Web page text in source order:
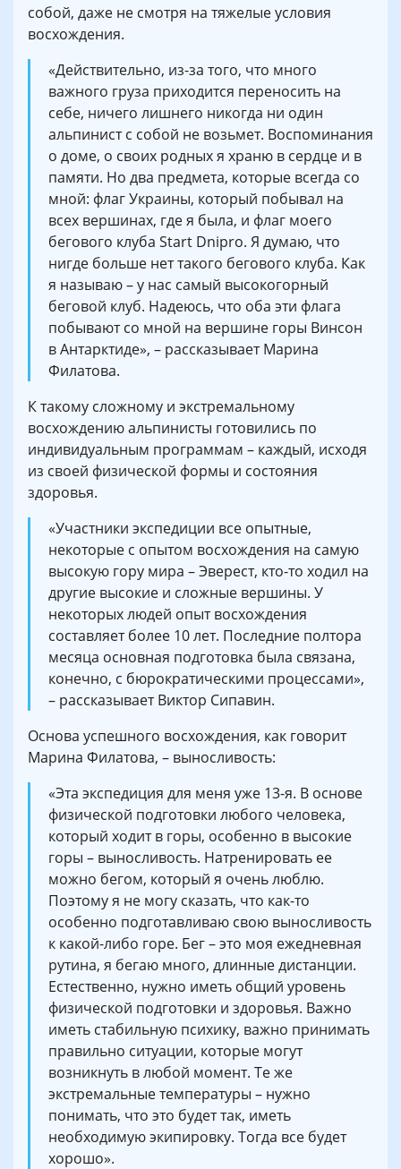
собой, даже не смотря на тяжелые условия
восхождения.
«Действительно, из-за того, что много
важного груза приходится переносить на
себе, ничего лишнего никогда ни один
альпинист с собой не возьмет. Воспоминания
о доме, о своих родных я храню в сердце и в
памяти. Но два предмета, которые всегда со
мной: флаг Украины, который побывал на
всех вершинах, где я была, и флаг моего
бегового клуба Start Dnipro. Я думаю, что
нигде больше нет такого бегового клуба. Как
я называю – у нас самый высокогорный
беговой клуб. Надеюсь, что оба эти флага
побывают со мной на вершине горы Винсон
в Антарктиде», – рассказывает Марина
Филатова.
К такому сложному и экстремальному
восхождению альпинисты готовились по
индивидуальным программам – каждый, исходя
из своей физической формы и состояния
здоровья.
«Участники экспедиции все опытные,
некоторые с опытом восхождения на самую
высокую гору мира – Эверест, кто-то ходил на
другие высокие и сложные вершины. У
некоторых людей опыт восхождения
составляет более 10 лет. Последние полтора
месяца основная подготовка была связана,
конечно, с бюрократическими процессами»,
– рассказывает Виктор Сипавин.
Основа успешного восхождения, как говорит
Марина Филатова, – выносливость:
«Эта экспедиция для меня уже 13-я. В основе
физической подготовки любого человека,
который ходит в горы, особенно в высокие
горы – выносливость. Натренировать ее
можно бегом, который я очень люблю.
Поэтому я не могу сказать, что как-то
особенно подготавливаю свою выносливость
к какой-либо горе. Бег – это моя ежедневная
рутина, я бегаю много, длинные дистанции.
Естественно, нужно иметь общий уровень
физической подготовки и здоровья. Важно
иметь стабильную психику, важно принимать
правильно ситуации, которые могут
возникнуть в любой момент. Те же
экстремальные температуры – нужно
понимать, что это будет так, иметь
необходимую экипировку. Тогда все будет
хорошо».